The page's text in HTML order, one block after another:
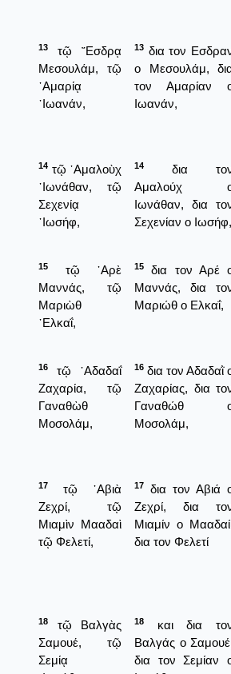
13
τῷ ῎Εσδρᾳ
Μεσουλάμ, τῷ
᾿Αμαρίᾳ
᾿Ιωανάν,
13 δια τον
ο Μεσουλάμ,
τον Αμαρίαν
Ιωανάν,
14 τῷ ᾿Αμαλοὺχ
᾿Ιωνάθαν, τῷ
Σεχενίᾳ
᾿Ιωσήφ,
14
δια
Αμαλούχ
Ιωνάθαν, δια
Σεχενίαν ο Ιωσήφ,
15
τῷ ᾿Αρὲ
Μαννάς, τῷ
Μαριὼθ
᾿Ελκαΐ,
15
δια τον Αρέ
Μαννάς, δια
Μαριώθ ο Ελκαΐ,
16
τῷ ᾿Αδαδαΐ
Ζαχαρία, τῷ
Γαναθὼθ
Μοσολάμ,
16 δια τον Αδαδαῒ
Ζαχαρίας, δια
Γαναθώθ
Μοσολάμ,
17
τῷ ᾿Αβιὰ
Ζεχρί, τῷ
Μιαμὶν Μααδαὶ
τῷ Φελετί,
17
δια τον Αβιά
Ζεχρί, δια
Μιαμίν ο
δια τον Φελετί
18
τῷ Βαλγὰς
Σαμουέ, τῷ
Σεμίᾳ
18
και δια
Βαλγάς ο
δια τον Σεμίαν